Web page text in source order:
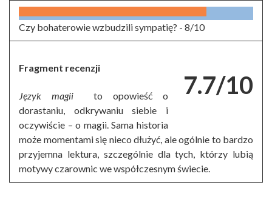
Czy bohaterowie wzbudzili sympatię? - 8/10
7.7/10
Fragment recenzji
Język magiito opowieść o
dorastaniu, odkrywaniu siebie i
oczywiście – o magii. Sama historia
może momentami się nieco dłużyć, ale ogólnie to bardzo
przyjemna lektura, szczególnie dla tych, którzy lubią
motywy czarownic we współczesnym świecie.